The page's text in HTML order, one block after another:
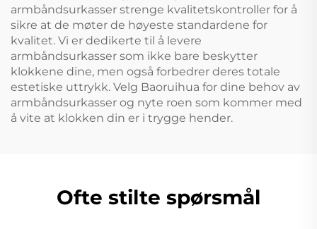
armbåndsurkasser strenge kvalitetskontroller for å
sikre at de møter de høyeste standardene for
kvalitet. Vi er dedikerte til å levere
armbåndsurkasser som ikke bare beskytter
klokkene dine, men også forbedrer deres totale
estetiske uttrykk. Velg Baoruihua for dine behov av
armbåndsurkasser og nyte roen som kommer med
å vite at klokken din er i trygge hender.
Ofte stilte spørsmål